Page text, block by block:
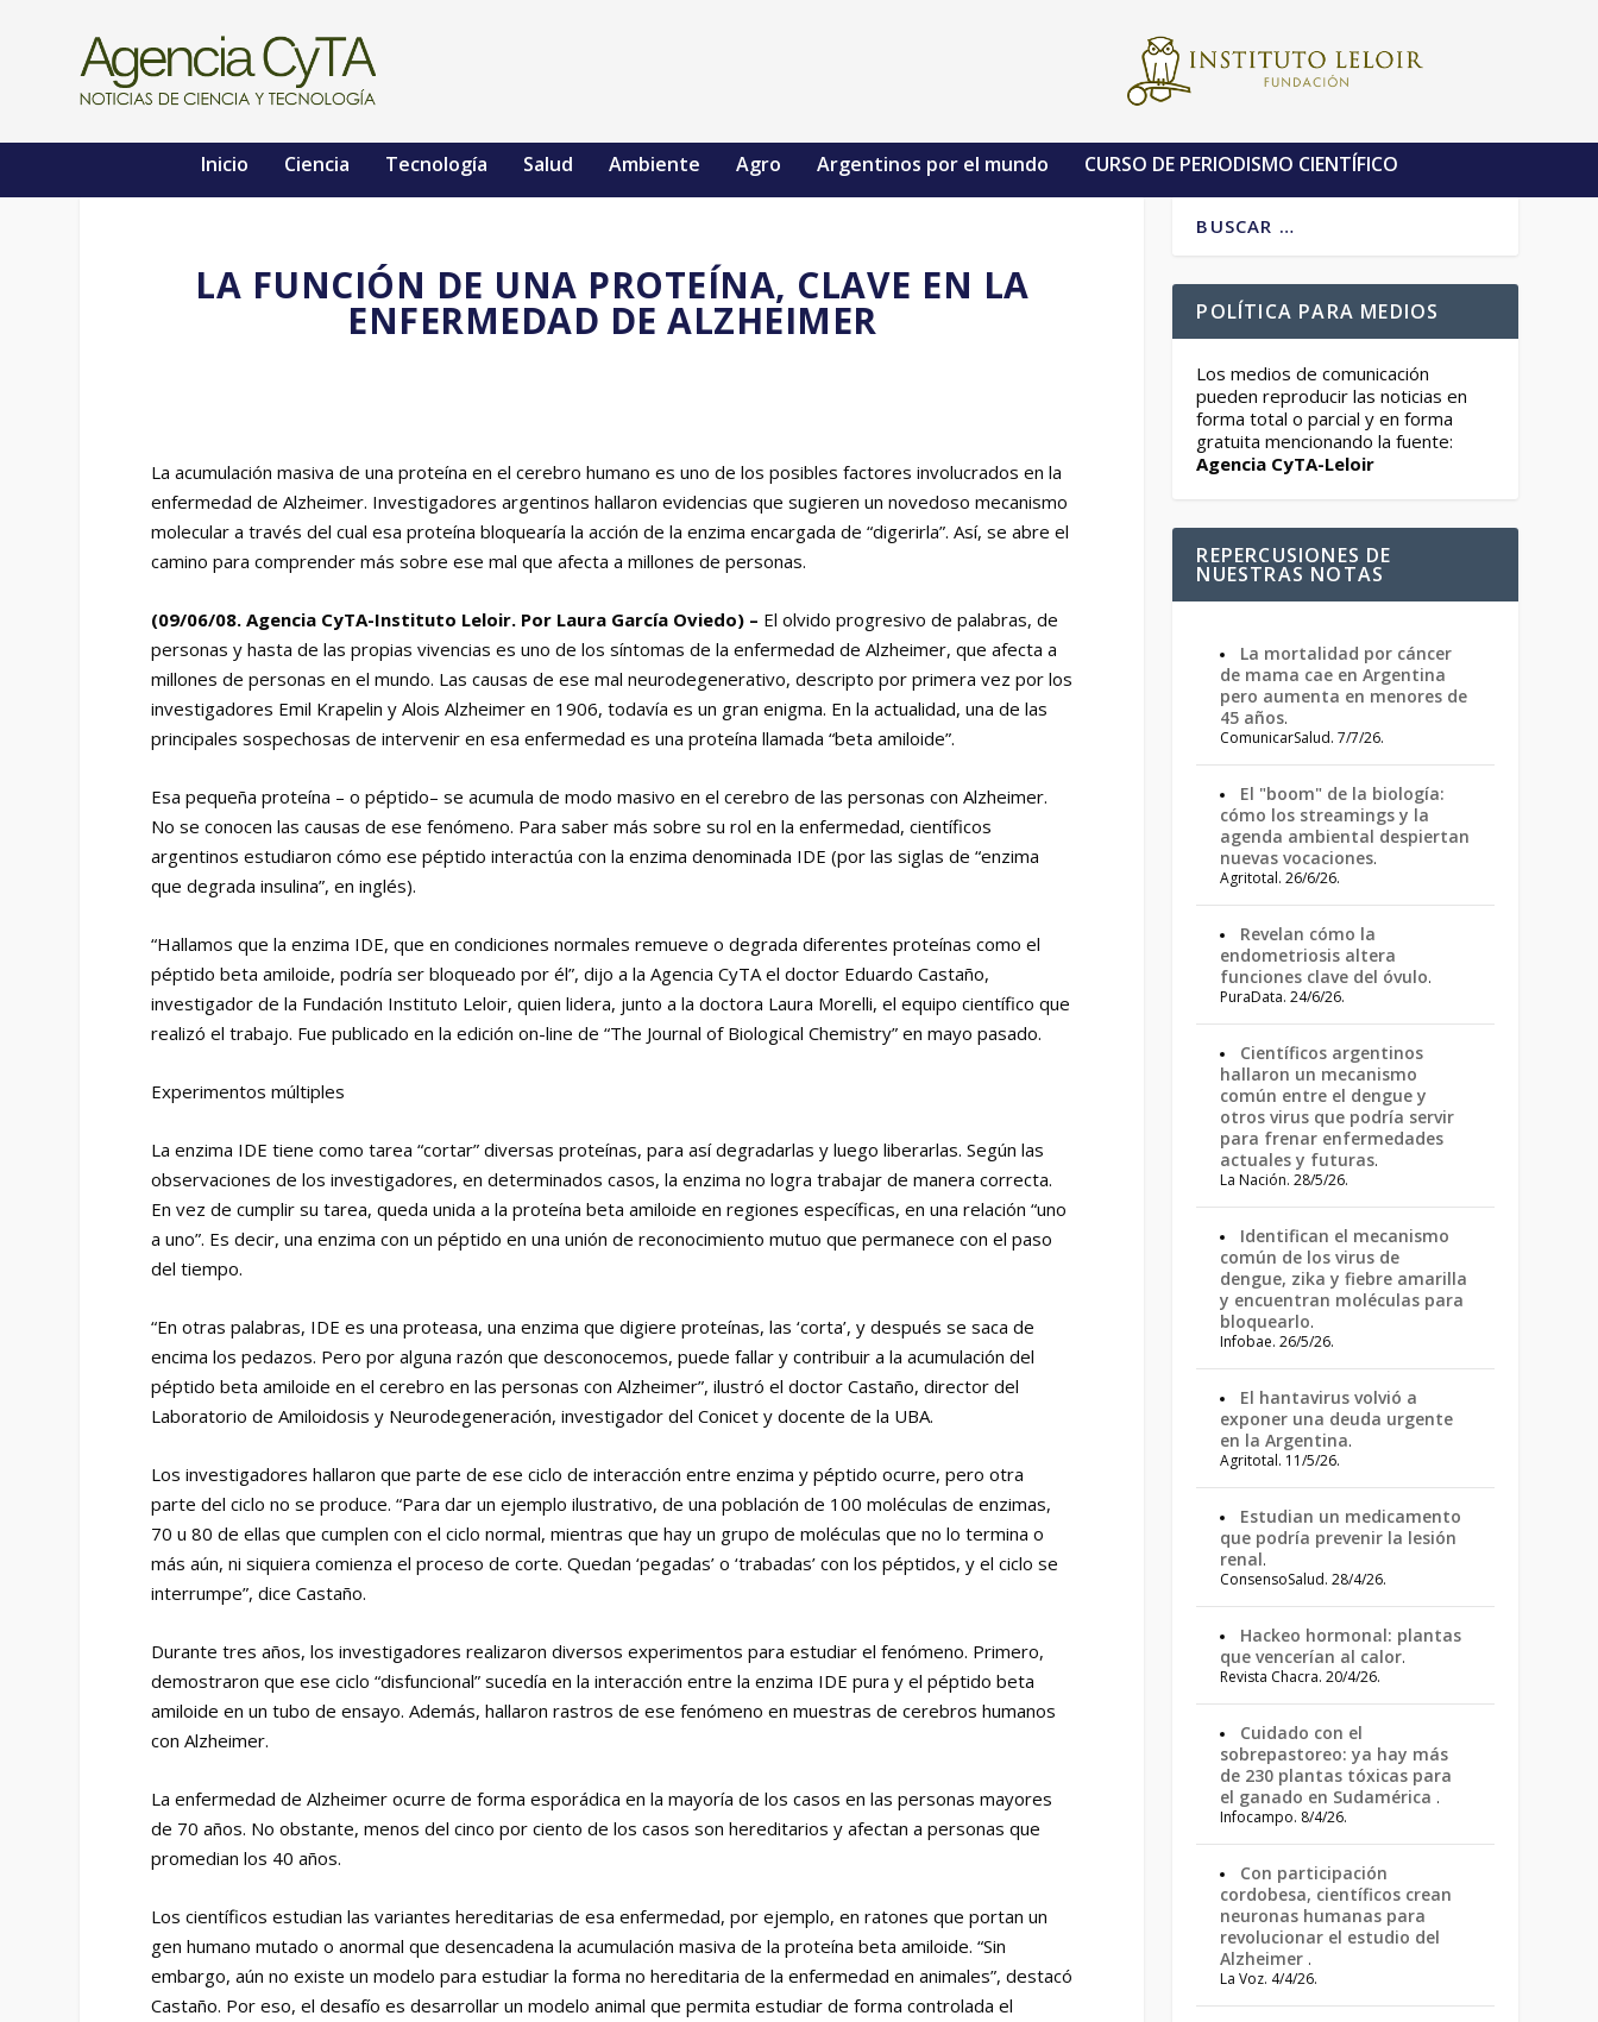
Inicio Ciencia Tecnología Salud Ambiente Agro Argentinos por el mundo CURSO DE PERIODISMO CIENTÍFICO
LA FUNCIÓN DE UNA PROTEÍNA, CLAVE EN LA
ENFERMEDAD DE ALZHEIMER
La acumulación masiva de una proteína en el cerebro humano es uno de los posibles factores involucrados en la
enfermedad de Alzheimer. Investigadores argentinos hallaron evidencias que sugieren un novedoso mecanismo
molecular a través del cual esa proteína bloquearía la acción de la enzima encargada de “digerirla”. Así, se abre el
camino para comprender más sobre ese mal que afecta a millones de personas.
(09/06/08. Agencia CyTA-Instituto Leloir. Por Laura García Oviedo) – El olvido progresivo de palabras, de
personas y hasta de las propias vivencias es uno de los síntomas de la enfermedad de Alzheimer, que afecta a
millones de personas en el mundo. Las causas de ese mal neurodegenerativo, descripto por primera vez por los
investigadores Emil Krapelin y Alois Alzheimer en 1906, todavía es un gran enigma. En la actualidad, una de las
principales sospechosas de intervenir en esa enfermedad es una proteína llamada “beta amiloide”.
Esa pequeña proteína – o péptido– se acumula de modo masivo en el cerebro de las personas con Alzheimer.
No se conocen las causas de ese fenómeno. Para saber más sobre su rol en la enfermedad, científicos
argentinos estudiaron cómo ese péptido interactúa con la enzima denominada IDE (por las siglas de “enzima
que degrada insulina”, en inglés).
“Hallamos que la enzima IDE, que en condiciones normales remueve o degrada diferentes proteínas como el
péptido beta amiloide, podría ser bloqueado por él”, dijo a la Agencia CyTA el doctor Eduardo Castaño,
investigador de la Fundación Instituto Leloir, quien lidera, junto a la doctora Laura Morelli, el equipo científico que
realizó el trabajo. Fue publicado en la edición on-line de “The Journal of Biological Chemistry” en mayo pasado.
Experimentos múltiples
La enzima IDE tiene como tarea “cortar” diversas proteínas, para así degradarlas y luego liberarlas. Según las
observaciones de los investigadores, en determinados casos, la enzima no logra trabajar de manera correcta.
En vez de cumplir su tarea, queda unida a la proteína beta amiloide en regiones específicas, en una relación “uno
a uno”. Es decir, una enzima con un péptido en una unión de reconocimiento mutuo que permanece con el paso
del tiempo.
“En otras palabras, IDE es una proteasa, una enzima que digiere proteínas, las ‘corta’, y después se saca de
encima los pedazos. Pero por alguna razón que desconocemos, puede fallar y contribuir a la acumulación del
péptido beta amiloide en el cerebro en las personas con Alzheimer”, ilustró el doctor Castaño, director del
Laboratorio de Amiloidosis y Neurodegeneración, investigador del Conicet y docente de la UBA.
Los investigadores hallaron que parte de ese ciclo de interacción entre enzima y péptido ocurre, pero otra
parte del ciclo no se produce. “Para dar un ejemplo ilustrativo, de una población de 100 moléculas de enzimas,
70 u 80 de ellas que cumplen con el ciclo normal, mientras que hay un grupo de moléculas que no lo termina o
más aún, ni siquiera comienza el proceso de corte. Quedan ‘pegadas’ o ‘trabadas’ con los péptidos, y el ciclo se
interrumpe”, dice Castaño.
Durante tres años, los investigadores realizaron diversos experimentos para estudiar el fenómeno. Primero,
demostraron que ese ciclo “disfuncional” sucedía en la interacción entre la enzima IDE pura y el péptido beta
amiloide en un tubo de ensayo. Además, hallaron rastros de ese fenómeno en muestras de cerebros humanos
con Alzheimer.
La enfermedad de Alzheimer ocurre de forma esporádica en la mayoría de los casos en las personas mayores
de 70 años. No obstante, menos del cinco por ciento de los casos son hereditarios y afectan a personas que
promedian los 40 años.
Los científicos estudian las variantes hereditarias de esa enfermedad, por ejemplo, en ratones que portan un
gen humano mutado o anormal que desencadena la acumulación masiva de la proteína beta amiloide. “Sin
embargo, aún no existe un modelo para estudiar la forma no hereditaria de la enfermedad en animales”, destacó
Castaño. Por eso, el desafío es desarrollar un modelo animal que permita estudiar de forma controlada el
POLÍTICA PARA MEDIOS
Los medios de comunicación
pueden reproducir las noticias en
forma total o parcial y en forma
gratuita mencionando la fuente:
Agencia CyTA-Leloir
REPERCUSIONES DE
NUESTRAS NOTAS
La mortalidad por cáncer
de mama cae en Argentina
pero aumenta en menores de
45 años.
ComunicarSalud. 7/7/26.
El "boom" de la biología:
cómo los streamings y la
agenda ambiental despiertan
nuevas vocaciones.
Agritotal. 26/6/26.
Revelan cómo la
endometriosis altera
funciones clave del óvulo.
PuraData. 24/6/26.
Científicos argentinos
hallaron un mecanismo
común entre el dengue y
otros virus que podría servir
para frenar enfermedades
actuales y futuras.
La Nación. 28/5/26.
Identifican el mecanismo
común de los virus de
dengue, zika y fiebre amarilla
y encuentran moléculas para
bloquearlo.
Infobae. 26/5/26.
El hantavirus volvió a
exponer una deuda urgente
en la Argentina.
Agritotal. 11/5/26.
Estudian un medicamento
que podría prevenir la lesión
renal.
ConsensoSalud. 28/4/26.
Hackeo hormonal: plantas
que vencerían al calor.
Revista Chacra. 20/4/26.
Cuidado con el
sobrepastoreo: ya hay más
de 230 plantas tóxicas para
el ganado en Sudamérica .
Infocampo. 8/4/26.
Con participación
cordobesa, científicos crean
neuronas humanas para
revolucionar el estudio del
Alzheimer .
La Voz. 4/4/26.